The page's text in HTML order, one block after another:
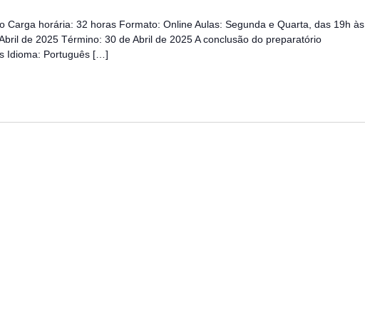
Carga horária: 32 horas Formato: Online Aulas: Segunda e Quarta, das 19h às
de 2025 Término: 30 de Abril de 2025 A conclusão do preparatório
Idioma: Português […]